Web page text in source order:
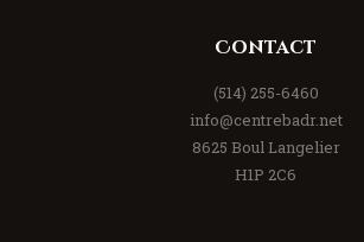
Contact
(514) 255-6460
info@centrebadr.net
8625 Boul Langelier
H1P 2C6